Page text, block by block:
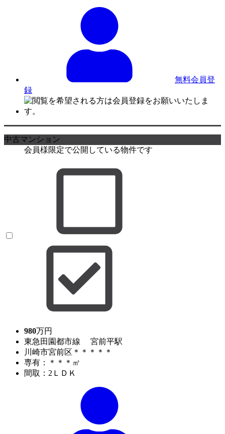
無料会員登
録
中古マンション
会員様限定で公開している物件です
980万円
東急田園都市線 宮前平駅
川崎市宮前区＊＊＊＊＊
専有：＊＊＊㎡
間取：2ＬＤＫ